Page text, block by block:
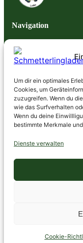
Um dir ein optimales
Cookies, um
zuzugreifen. Wenn du
wie das Surfverhalten
Wenn du deine
bestimmte Merkmale
Dienste verwalten
Cookie-
Navigation
AGB
Versandarten
Mein Konto
Kontodetails
Bestellungen